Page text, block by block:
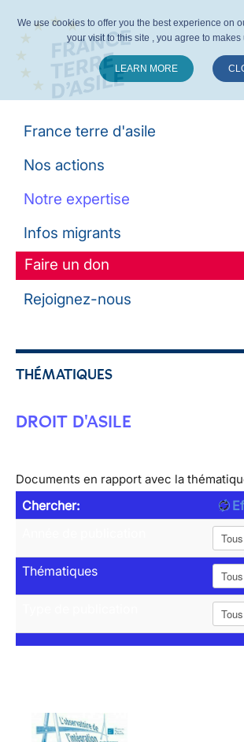
France terre d'asile
Nos actions
Notre expertise
Infos migrants
Faire un don
Rejoignez-nous
THÉMATIQUES
DROIT D'ASILE
Documents en rapport avec la
Chercher:
Thématiques
We use cookies to offer you the best experience on
your visit to this site , you agree to makes
LEARN MORE